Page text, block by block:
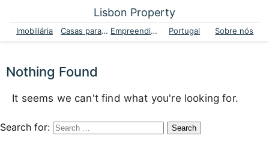
Lisbon Property
Imobiliária Casas para venda Empreendimentos Portugal Sobre nós
Nothing Found
It seems we can't find what you're looking for.
Search for: